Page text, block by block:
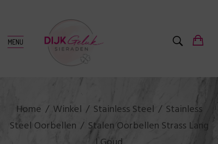
MENU
Home Winkel Stainless Steel
Stainless
Steel Oorbellen
Stalen Oorbellen Strass Lang